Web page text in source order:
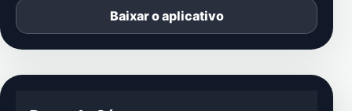
Baixar o aplicativo